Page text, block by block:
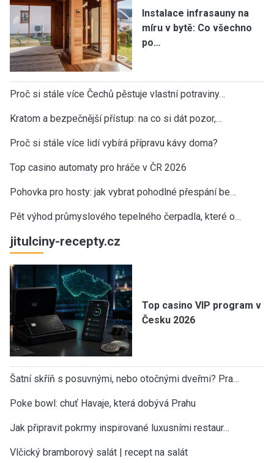
Instalace infrasauny na
míru v bytě: Co všechno
po…
Proč si stále více Čechů pěstuje vlastní potraviny…
Kratom a bezpečnější přístup: na co si dát pozor,…
Proč si stále více lidí vybírá přípravu kávy doma?
Top casino automaty pro hráče v ČR 2026
Pohovka pro hosty: jak vybrat pohodlné přespání be…
Pět výhod průmyslového tepelného čerpadla, které o…
jitulciny-recepty.cz
Top casino VIP program v
Česku 2026
Šatní skříň s posuvnými, nebo otočnými dveřmi? Pra…
Poke bowl: chuť Havaje, která dobývá Prahu
Jak připravit pokrmy inspirované luxusními restaur…
Vlčický bramborový salát | recept na salát